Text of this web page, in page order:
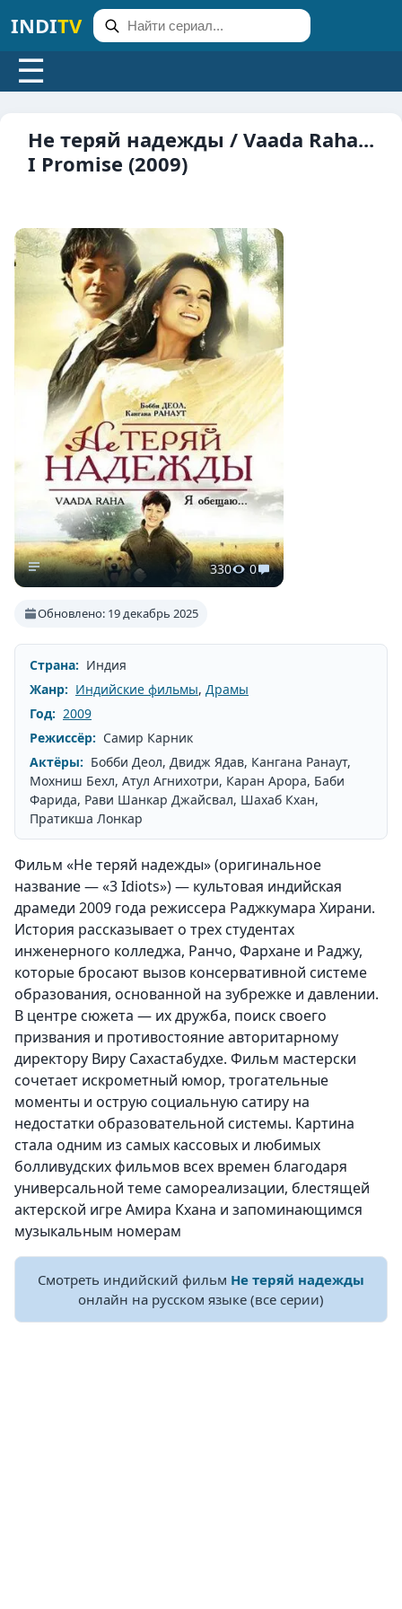
INDITV
☰
Не теряй надежды / Vaada Raha...
I Promise (2009)
330 0
Обновлено: 19 декабрь 2025
Страна: Индия
Жанр: Индийские фильмы, Драмы
Год: 2009
Режиссёр: Самир Карник
Актёры: Бобби Деол, Двидж Ядав, Кангана Ранаут,
Мохниш Бехл, Атул Агнихотри, Каран Арора, Баби
Фарида, Рави Шанкар Джайсвал, Шахаб Кхан,
Пратикша Лонкар
Фильм «Не теряй надежды» (оригинальное
название — «3 Idiots») — культовая индийская
драмеди 2009 года режиссера Раджкумара Хирани.
История рассказывает о трех студентах
инженерного колледжа, Ранчо, Фархане и Раджу,
которые бросают вызов консервативной системе
образования, основанной на зубрежке и давлении.
В центре сюжета — их дружба, поиск своего
призвания и противостояние авторитарному
директору Виру Сахастабудхе. Фильм мастерски
сочетает искрометный юмор, трогательные
моменты и острую социальную сатиру на
недостатки образовательной системы. Картина
стала одним из самых кассовых и любимых
болливудских фильмов всех времен благодаря
универсальной теме самореализации, блестящей
актерской игре Амира Кхана и запоминающимся
музыкальным номерам
Смотреть индийский фильм Не теряй надежды
онлайн на русском языке (все серии)